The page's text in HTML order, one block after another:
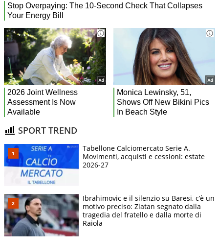
SPORT TREND
Tabellone Calciomercato Serie A.
Movimenti, acquisti e cessioni: estate
2026-27
Ibrahimovic e il silenzio su Baresi, c’è un
motivo preciso: Zlatan segnato dalla
tragedia del fratello e dalla morte di
Raiola